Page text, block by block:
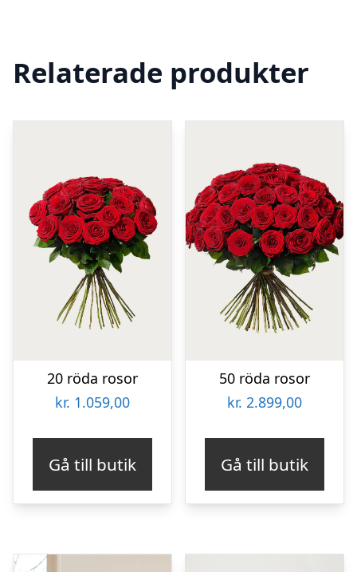
Relaterade produkter
20 röda rosor
kr. 1.059,00
Gå till butik
50 röda rosor
kr. 2.899,00
Gå till butik